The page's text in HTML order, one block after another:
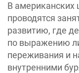
В американских
проводятся
развитию, где
по выражению
переживания и
внутренними